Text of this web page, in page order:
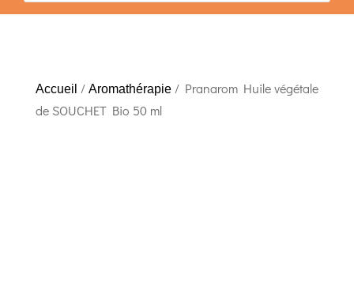
Accueil / Aromathérapie/ Pranarom Huile végétale
de SOUCHET Bio 50 ml